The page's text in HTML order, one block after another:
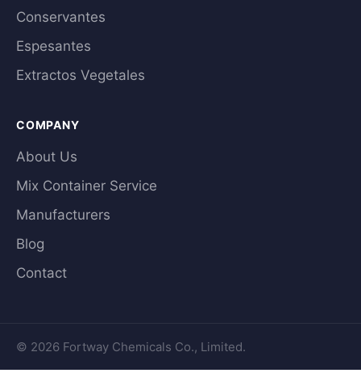
Conservantes
Espesantes
Extractos Vegetales
COMPANY
About Us
Mix Container Service
Manufacturers
Blog
Contact
© 2026 Fortway Chemicals Co., Limited.